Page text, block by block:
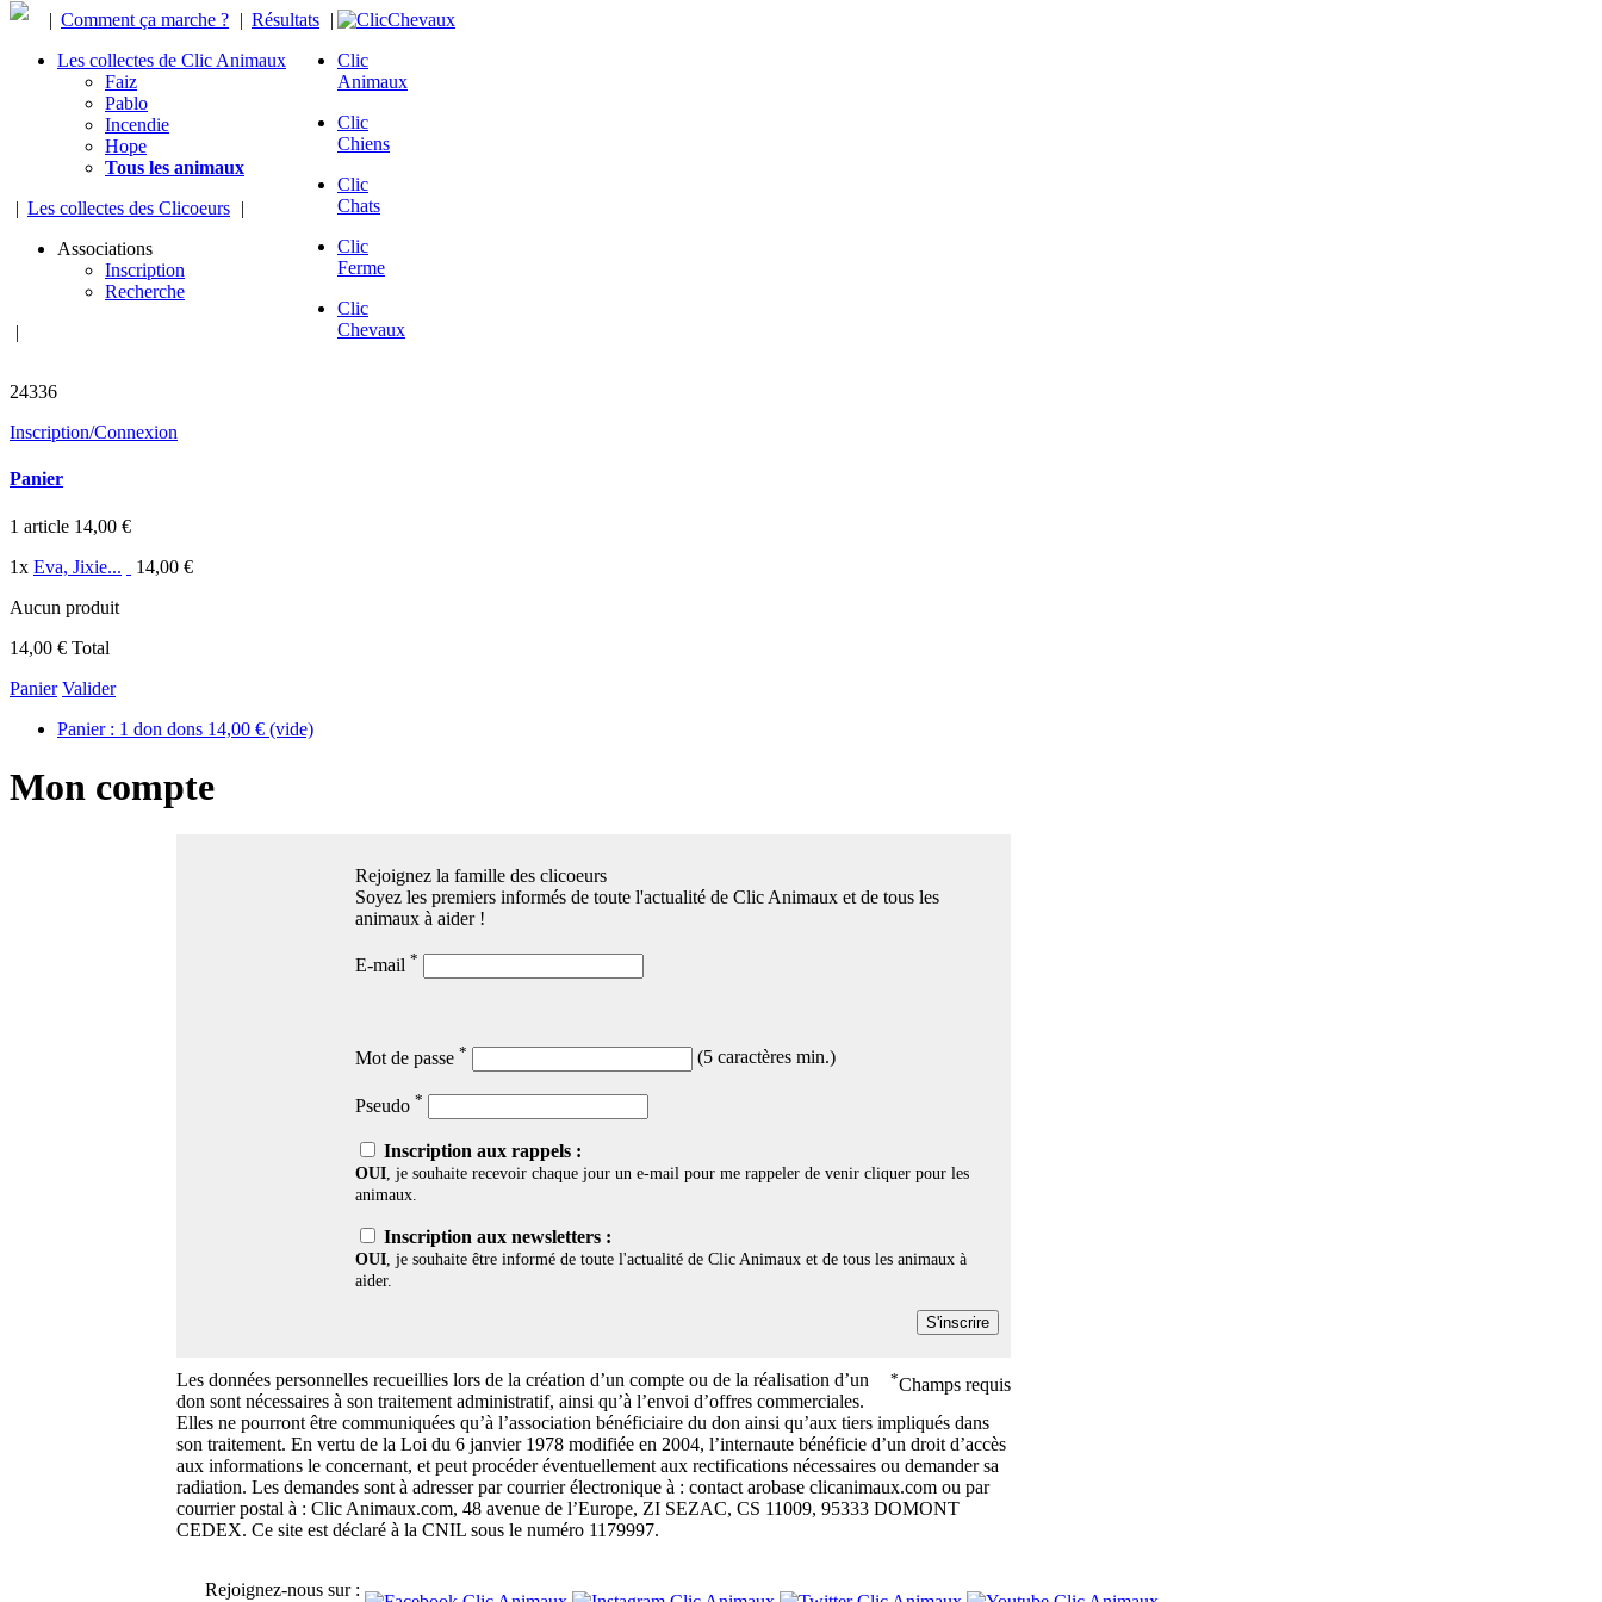
| Comment ça marche ? | Résultats |
Les collectes de Clic Animaux
Faiz
Pablo
Incendie
Hope
Tous les animaux
| Les collectes des Clicoeurs |
Associations
Inscription
Recherche
|
Clic
Animaux
Clic
Chiens
Clic
Chats
Clic
Ferme
Clic
Chevaux
24336
Inscription/Connexion
Panier
1 article 14,00 €
1x Eva, Jixie...
14,00 €
Aucun produit
14,00 € Total
Panier Valider
Panier : 1 don dons 14,00 € (vide)
Mon compte
Rejoignez la famille des clicoeurs
Soyez les premiers informés de toute l'actualité de Clic Animaux et de tous les
animaux à aider !
E-mail *
Mot de passe * (5 caractères min.)
Pseudo *
Inscription aux rappels :
OUI, je souhaite recevoir chaque jour un e-mail pour me rappeler de venir cliquer pour les
animaux.
Inscription aux newsletters :
OUI, je souhaite être informé de toute l'actualité de Clic Animaux et de tous les animaux à
aider.
*Champs requis
Les données personnelles recueillies lors de la création d’un compte ou de la réalisation d’un
don sont nécessaires à son traitement administratif, ainsi qu’à l’envoi d’offres commerciales.
Elles ne pourront être communiquées qu’à l’association bénéficiaire du don ainsi qu’aux tiers impliqués dans
son traitement. En vertu de la Loi du 6 janvier 1978 modifiée en 2004, l’internaute bénéficie d’un droit d’accès
aux informations le concernant, et peut procéder éventuellement aux rectifications nécessaires ou demander sa
radiation. Les demandes sont à adresser par courrier électronique à : contact arobase clicanimaux.com ou par
courrier postal à : Clic Animaux.com, 48 avenue de l’Europe, ZI SEZAC, CS 11009, 95333 DOMONT
CEDEX. Ce site est déclaré à la CNIL sous le numéro 1179997.
Rejoignez-nous sur :